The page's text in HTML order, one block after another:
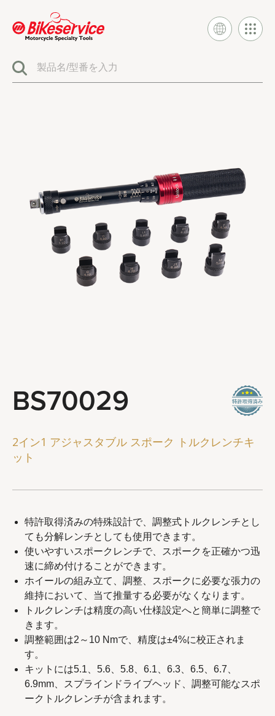
電気システムツール
燃料噴射とキャブレターツール
エンジンシステムツール
クラッチとトランスミッションツール
ステアリングとサスペンションツール
会社概要
代理店
Copyright 2023 APO TOOL INTERNATIONAL LTD. All
rights reserved.
BS70029
2イン1 アジャスタブル スポーク トルクレンチキ
ット
特許取得済みの特殊設計で、調整式トルクレンチとし
ても分解レンチとしても使用できます。
使いやすいスポークレンチで、スポークを正確かつ迅
速に締め付けることができます。
ホイールの組み立て、調整、スポークに必要な張力の
維持において、当て推量する必要がなくなります。
トルクレンチは精度の高い仕様設定へと簡単に調整で
きます。
調整範囲は2～10 Nmで、精度は±4%に校正されま
す。
キットには5.1、5.6、5.8、6.1、6.3、6.5、6.7、
6.9mm、スプラインドライブヘッド、調整可能なスポ
ークトルクレンチが含まれます。